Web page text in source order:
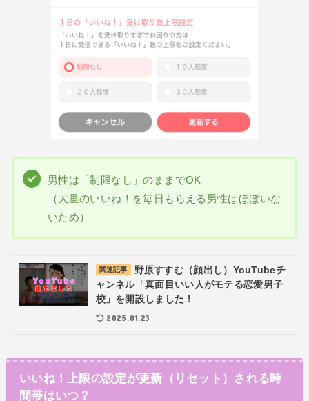
男性は「制限なし」のままでOK
（大量のいいね！を毎日もらえる男性はほぼいな
いため）
関連記事
野原すすむ（顔出し）YouTubeチ
ャンネル「真面目いい人がモテる恋愛男子
校」を開設しました！
2025.01.23
いいね！上限の設定が更新（リセット）される時
間帯はいつ？